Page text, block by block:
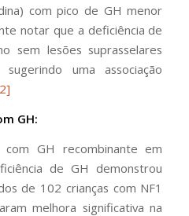
com pico de GH menor
notar que a deficiência de
sem lesões suprasselares
uma associação
GH:
GH recombinante em
de GH demonstrou
de 102 crianças com NF1
melhora significativa na